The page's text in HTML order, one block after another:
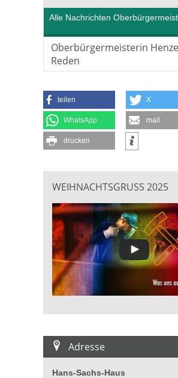
Alle Nachrichten
Oberbürgermeisterin
Reden
teilen X
WhatsApp mail
drucken
WEIHNACHTSGRUSS 2025
Adresse
Hans-Sachs-Haus